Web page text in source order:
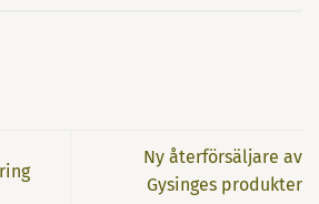
Ny återförsäljare av
Gysinges produkter